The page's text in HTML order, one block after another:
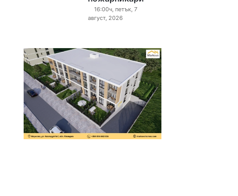
16:00ч, петък, 7
август, 2026